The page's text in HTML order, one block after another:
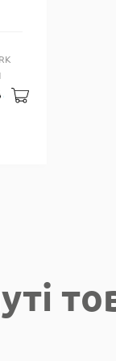
Сравнить